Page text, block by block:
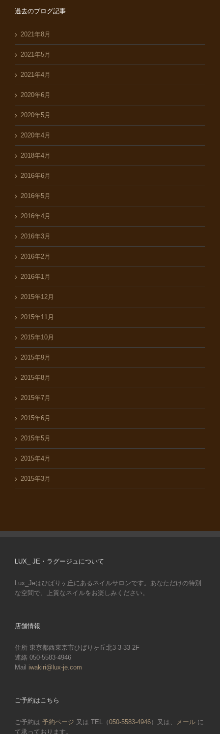
過去のブログ記事
2021年8月
2021年5月
2021年4月
2020年6月
2020年5月
2020年4月
2018年4月
2016年6月
2016年5月
2016年4月
2016年3月
2016年2月
2016年1月
2015年12月
2015年11月
2015年10月
2015年9月
2015年8月
2015年7月
2015年6月
2015年5月
2015年4月
2015年3月
LUX_ JE・ラグージュについて
Lux_Jeはひばりヶ丘にあるネイルサロンです。あなただけの特別
な空間で、上質なネイルをお楽しみください。
店舗情報
住所 東京都西東京市ひばりヶ丘北3-3-33-2F
連絡 050-5583-4946
Mail iwakiri@lux-je.com
ご予約はこちら
ご予約は 予約ページ 又は TEL（050-5583-4946）又は、 メール に
て承っております。